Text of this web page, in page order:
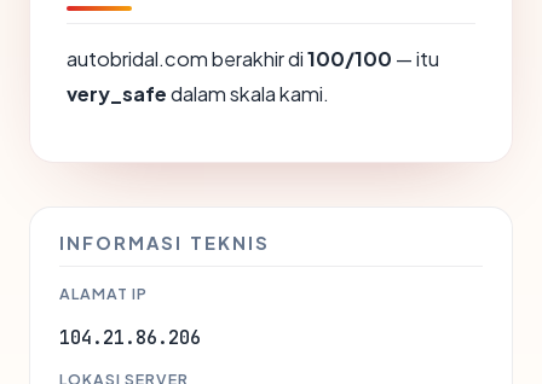
autobridal.com berakhir di100/100 — itu
very_safedalam skala kami.
INFORMASI TEKNIS
ALAMAT IP
104.21.86.206
LOKASI SERVER